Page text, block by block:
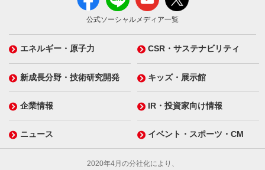
公式ソーシャルメディア一覧
エネルギー・原子力 CSR・サステナビリティ
新成長分野・技術研究開発 キッズ・展示館
企業情報 IR・投資家向け情報
ニュース イベント・スポーツ・CM
2020年4月の分社化により、